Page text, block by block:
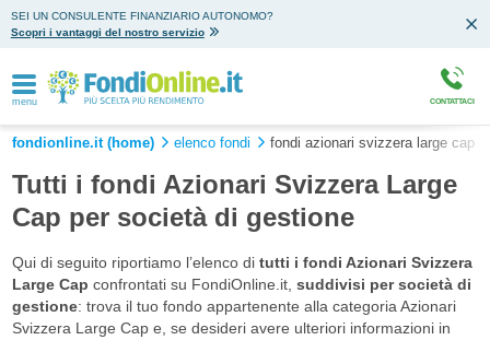
SEI UN CONSULENTE FINANZIARIO AUTONOMO?
Scopri i vantaggi del nostro servizio
menu CONTATTACI
fondionline.it (home) elenco fondi fondi azionari svizzera large cap
Tutti i fondi Azionari Svizzera Large
Cap per società di gestione
Qui di seguito riportiamo l’elenco di tutti i fondi Azionari Svizzera
Large Cap confrontati su FondiOnline.it, suddivisi per società di
gestione: trova il tuo fondo appartenente alla categoria Azionari
Svizzera Large Cap e, se desideri avere ulteriori informazioni in